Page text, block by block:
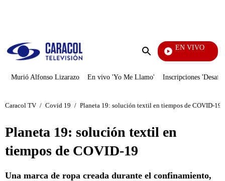
Enviar
EN VIVO
Día A Día
Murió Alfonso Lizarazo En vivo 'Yo Me Llamo' Inscripciones
Caracol TV / Covid 19 / Planeta 19: solución textil en tiempos de COVID-19
Planeta 19: solución textil en
tiempos de COVID-19
Una marca de ropa creada durante el confinamiento,